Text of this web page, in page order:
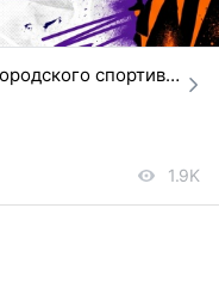
Положение о проведении городского спортивного фестиваля Сила с нами - 2026.pdf
1.9K